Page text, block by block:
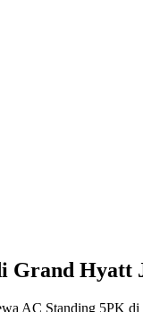
Grand Hyatt
AC Standing 5PK di